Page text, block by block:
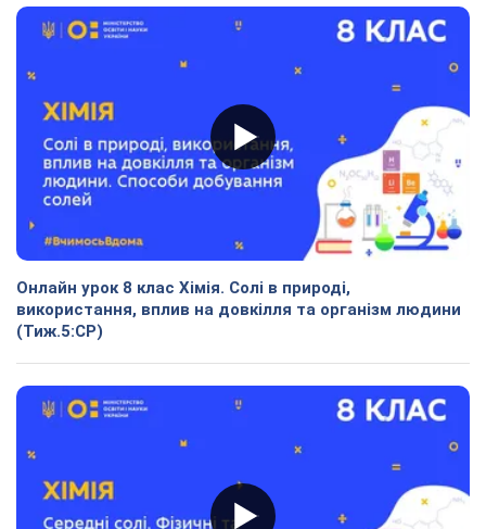
Онлайн урок 8 клас Хімія. Солі в природі,
використання, вплив на довкілля та організм людини
(Тиж.5:СР)